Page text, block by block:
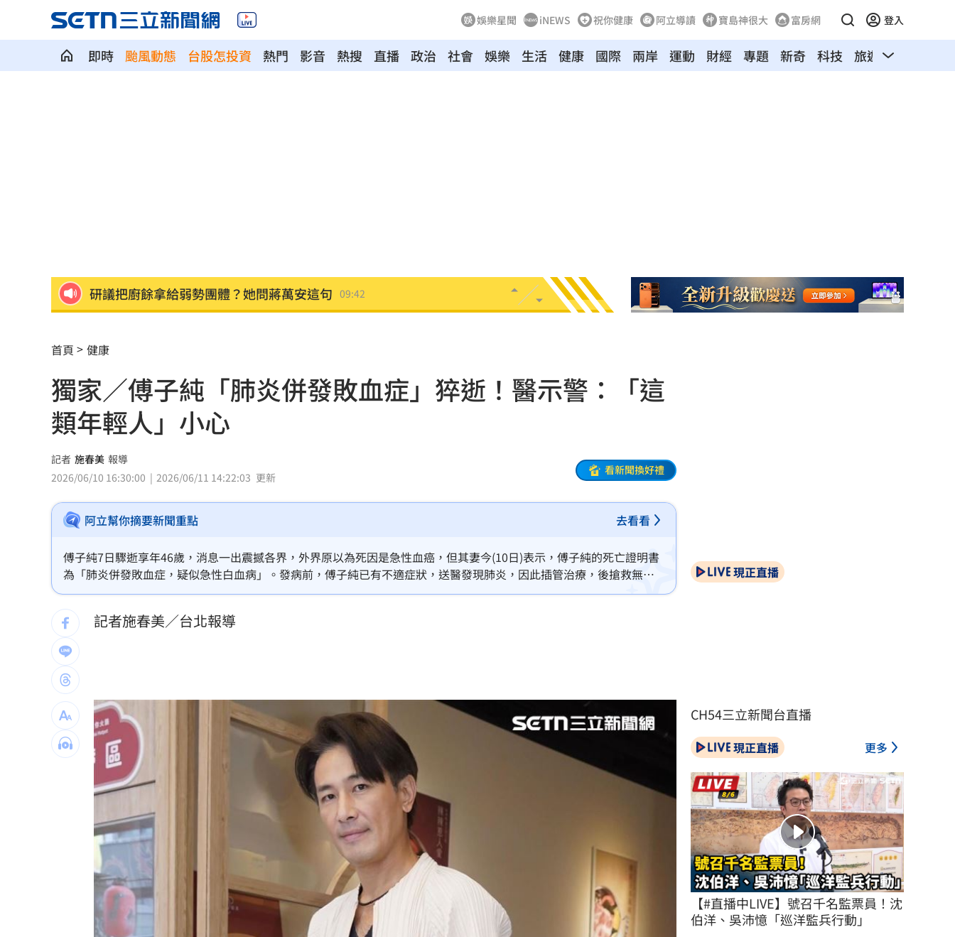
娛樂星聞 iNEWS 祝你健康 阿立導讀 寶島神很大 富房網 登入
即時 颱風動態 台股怎投資 熱門 影音 熱搜 直播 政治 社會 娛樂 生活 健康 國際 兩岸 運動 財經 專題 新奇 科技 旅遊 汽車
開瑪莎拉蒂撞賓士、特斯拉！急溜掉毒煙彈 09:42
12歲拒改日本名 翁倩玉：我是台灣女孩
唐綺陽被傳「討厭雙子座」 本人親揭真相 09:40
美台合作！美次卿：確保AI關鍵供應鏈安全
連3墜橋！小半天「包公夜審」替亡魂伸冤
白海豚逼近！賈新興：最快明天這時發海警
香港玩具商急喊「永遠支持一中」 遭酸爆
挖童骨已2死！台積電「3神明駐駕畫面曝」 09:30
寫運勢書下半年廢了！唐綺陽瘦下來原因曝
嗆妻：只要錢！尪恐嚇連發…觸保護令紅線 09:19
台灣彩券開獎直播中
LIVE三立+24小時直播
三立iNEWS新聞台線上直播 18:00
市場到酒場料理！可果美蕃茄醬創無限可能 12:00
父親節送會拉筋的按摩椅 爸爸「筋歡喜」 18:00
油品食安事件引關注 挑選保健食品要注意 13:00
首頁 健康
獨家／傅子純「肺炎併發敗血症」猝逝！醫示警：「這
類年輕人」小心
記者 施春美 報導
2026/06/10 16:30:00
2026/06/11 14:22:03 更新
看新聞換好禮
阿立幫你摘要新聞重點 去看看
傅子純7日驟逝享年46歲，消息一出震撼各界，外界原以為死因是急性血癌，但其妻今(10日)表示，傅子純的死亡證明書
為「肺炎併發敗血症，疑似急性白血病」。發病前，傅子純已有不適症狀，送醫發現肺炎，因此插管治療，後搶救無
效。對此，醫師蘇一峰表示，由於病程進展太快，致診斷時間過短，以現有資訊而言，可能是因肺炎導致血氧不足，也
因免疫力差而出現白血球大增，當時應該也出現「大白肺」。
記者施春美／台北報導
現正直播
CH54三立新聞台直播
現正直播 更多
【#直播中LIVE】號召千名監票員！沈
伯洋、吳沛憶「巡洋監兵行動」